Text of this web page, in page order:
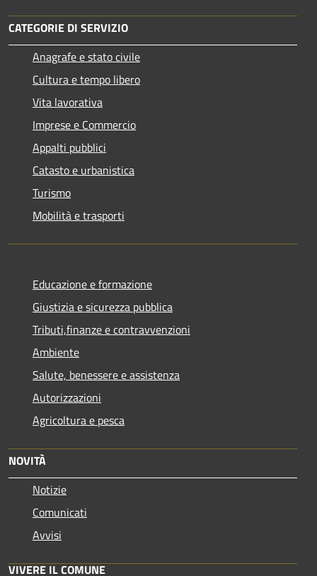
CATEGORIE DI SERVIZIO
Anagrafe e stato civile
Cultura e tempo libero
Vita lavorativa
Imprese e Commercio
Appalti pubblici
Catasto e urbanistica
Turismo
Mobilità e trasporti
Educazione e formazione
Giustizia e sicurezza pubblica
Tributi,finanze e contravvenzioni
Ambiente
Salute, benessere e assistenza
Autorizzazioni
Agricoltura e pesca
NOVITÀ
Notizie
Comunicati
Avvisi
VIVERE IL COMUNE